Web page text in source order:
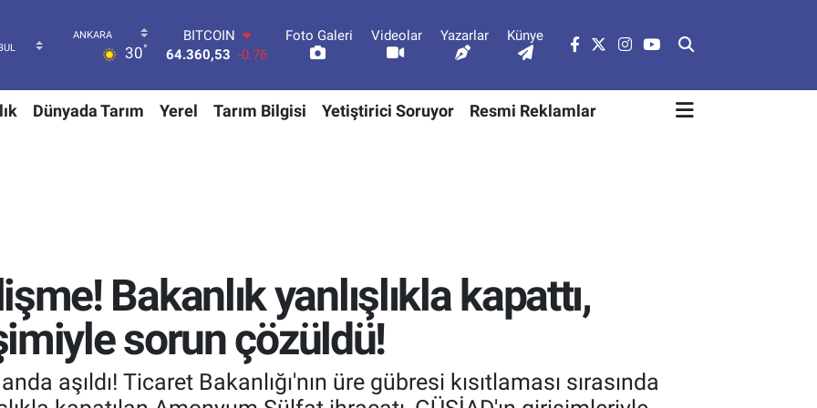
30°
DOLAR
47,7069
0.17
55,0265 0.01
STERLİN
Foto Galeri Videolar Yazarlar Künye
Dünyada Tarım Yerel Tarım Bilgisi Yetiştirici Soruyor Resmi Reklamlar
Bakanlık yanlışlıkla kapattı,
sorun çözüldü!
aşıldı! Ticaret Bakanlığı'nın üre gübresi kısıtlaması sırasında